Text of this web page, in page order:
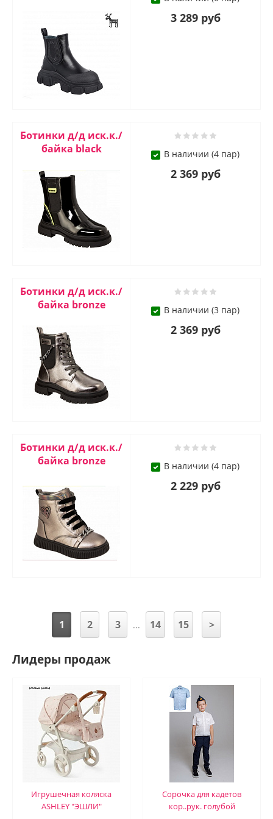
3 289 руб
Ботинки д/д иск.к./
байка black
В наличии (4 пар)
2 369 руб
Ботинки д/д иск.к./
байка bronze
В наличии (3 пар)
2 369 руб
Ботинки д/д иск.к./
байка bronze
В наличии (4 пар)
2 229 руб
1 2 3 ... 14 15 >
Лидеры продаж
Игрушечная коляска
ASHLEY "ЭШЛИ"
Сорочка для кадетов
кор..рук. голубой